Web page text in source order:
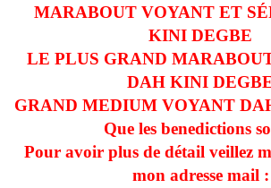
MARABOUT VOYANT ET
KINI DEGBE
LE PLUS GRAND
DAH KINI
GRAND MEDIUM VOYANT
Que les benedictions
Pour avoir plus de détail veillez
mon adresse mail :